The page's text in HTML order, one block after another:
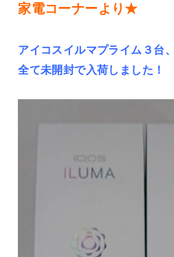
家電コーナーより★
アイコスイルマプライム３台
全て未開封で入荷しました！